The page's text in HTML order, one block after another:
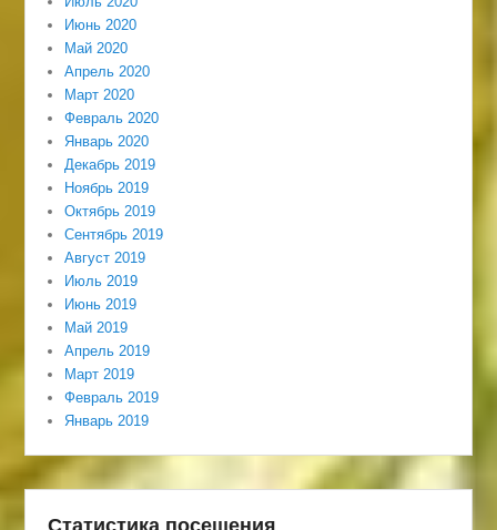
Июнь 2020
Май 2020
Апрель 2020
Март 2020
Февраль 2020
Январь 2020
Декабрь 2019
Ноябрь 2019
Октябрь 2019
Сентябрь 2019
Август 2019
Июль 2019
Июнь 2019
Май 2019
Апрель 2019
Март 2019
Февраль 2019
Январь 2019